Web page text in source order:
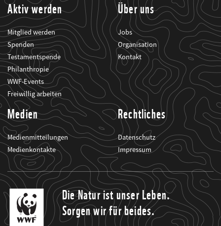
Aktiv werden
Mitglied werden
Spenden
Testamentspende
Philanthropie
WWF-Events
Freiwillig arbeiten
Über uns
Jobs
Organisation
Kontakt
Medien
Medienmitteilungen
Medienkontakte
Rechtliches
Datenschutz
Impressum
Die Natur ist unser Leben.
Sorgen wir für beides.